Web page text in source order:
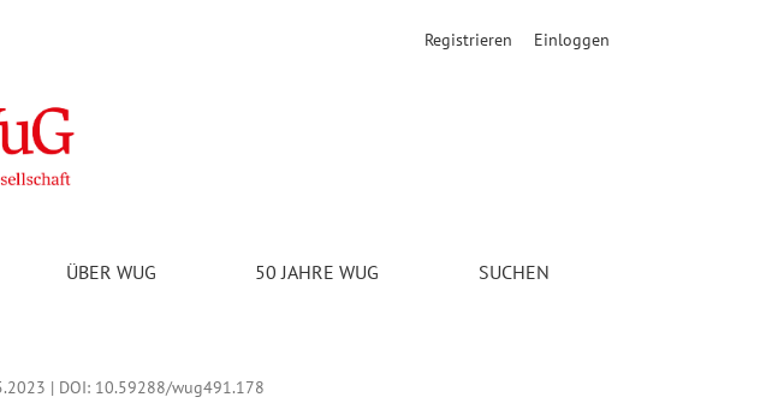
Ökonomie. Köpfe und Ideen der Österreichischen Schule der Nationalökonomie. Wien,
ÜBER WUG 50 JAHRE WUG SUCHEN
Registrieren Einloggen
| DOI: 10.59288/wug491.178